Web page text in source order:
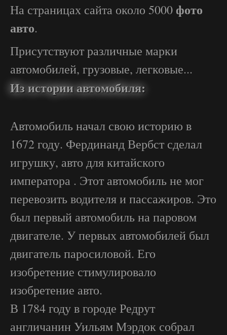
На страницах сайта около 5000 фото
авто.
Присутствуют различные марки
автомобилей, грузовые, легковые...
Из истории автомобиля:
Автомобиль начал свою историю в
1672 году. Фердинанд Вербст сделал
игрушку, авто для китайского
императора . Этот автомобиль не мог
перевозить водителя и пассажиров. Это
был первый автомобиль на паровом
двигателе. У первых автомобилей был
двигатель паросиловой. Его
изобретение стимулировало
изобретение авто.
В 1784 году в городе Редрут
англичанин Уильям Мэрдок собрал